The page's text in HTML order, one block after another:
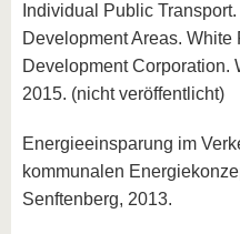
Individual Public
Development Areas.
Development Corporation.
2015. (nicht veröffentlicht)
Energieeinsparung im
kommunalen
Senftenberg, 2013.